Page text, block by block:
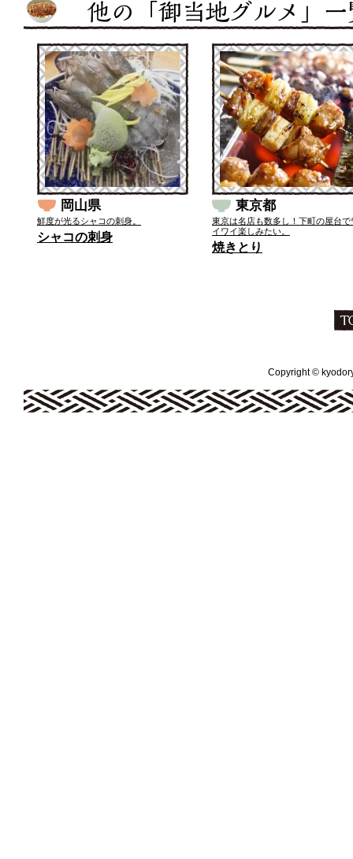
岡山県
鮮度が光るシャコの刺身。
シャコの刺身
東京都
東京は名店も数多し！下町の屋台で
イワイ楽しみたい。
焼きとり
Copyright ©